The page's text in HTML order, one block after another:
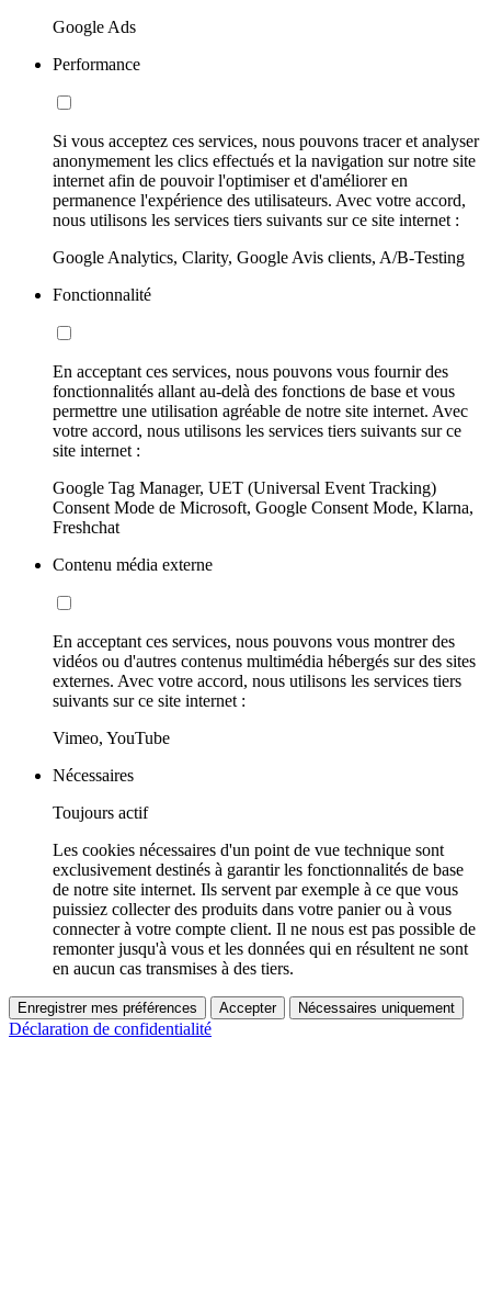
Google Ads
Performance
Si vous acceptez ces services, nous pouvons tracer et analyser
anonymement les clics effectués et la navigation sur notre site
internet afin de pouvoir l'optimiser et d'améliorer en
permanence l'expérience des utilisateurs. Avec votre accord,
nous utilisons les services tiers suivants sur ce site internet :
Google Analytics, Clarity, Google Avis clients, A/B-Testing
Fonctionnalité
En acceptant ces services, nous pouvons vous fournir des
fonctionnalités allant au-delà des fonctions de base et vous
permettre une utilisation agréable de notre site internet. Avec
votre accord, nous utilisons les services tiers suivants sur ce
site internet :
Google Tag Manager, UET (Universal Event Tracking)
Consent Mode de Microsoft, Google Consent Mode, Klarna,
Freshchat
Contenu média externe
En acceptant ces services, nous pouvons vous montrer des
vidéos ou d'autres contenus multimédia hébergés sur des sites
externes. Avec votre accord, nous utilisons les services tiers
suivants sur ce site internet :
Vimeo, YouTube
Nécessaires
Toujours actif
Les cookies nécessaires d'un point de vue technique sont
exclusivement destinés à garantir les fonctionnalités de base
de notre site internet. Ils servent par exemple à ce que vous
puissiez collecter des produits dans votre panier ou à vous
connecter à votre compte client. Il ne nous est pas possible de
remonter jusqu'à vous et les données qui en résultent ne sont
en aucun cas transmises à des tiers.
Enregistrer mes préférences Accepter Nécessaires uniquement
Déclaration de confidentialité